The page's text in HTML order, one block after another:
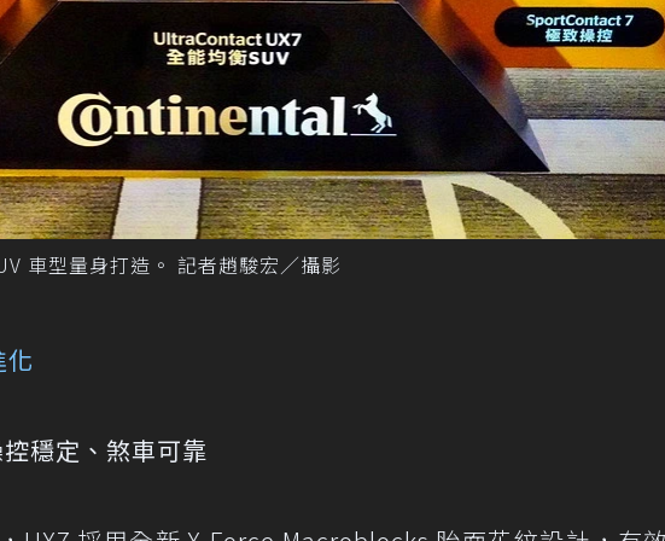
車型量身打造。 記者趙駿宏／攝影
化
穩定、煞車可靠